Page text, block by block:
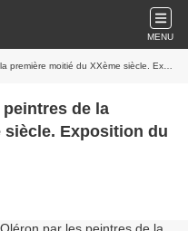
MENU
XXème siècle. Exposition du musée de l'île d'Oléron.
de la
siècle. Exposition du